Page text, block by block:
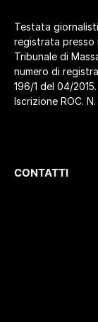
Testata
registrata presso
Tribunale di
numero di
196/1 del 04/2015.
Iscrizione ROC.
CONTATTI